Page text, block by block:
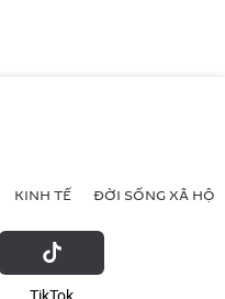
KINH TẾ ĐỜI SỐNG XÃ HỘI